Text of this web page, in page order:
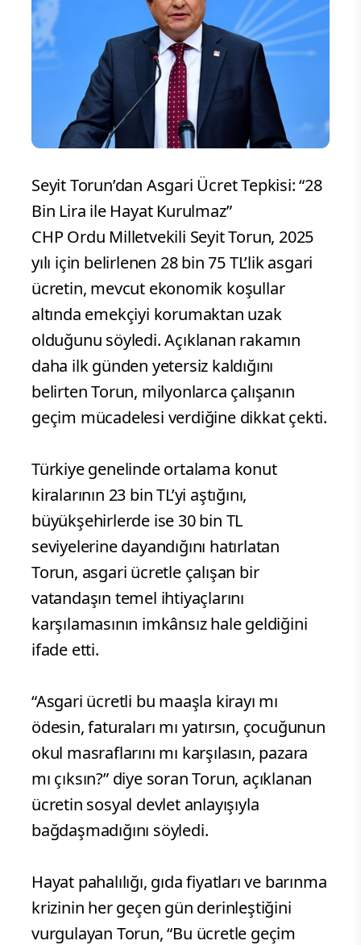
Seyit Torun’dan Asgari Ücret Tepkisi: “28
Bin Lira ile Hayat Kurulmaz”
CHP Ordu Milletvekili Seyit Torun, 2025
yılı için belirlenen 28 bin 75 TL’lik asgari
ücretin, mevcut ekonomik koşullar
altında emekçiyi korumaktan uzak
olduğunu söyledi. Açıklanan rakamın
daha ilk günden yetersiz kaldığını
belirten Torun, milyonlarca çalışanın
geçim mücadelesi verdiğine dikkat çekti.
Türkiye genelinde ortalama konut
kiralarının 23 bin TL’yi aştığını,
büyükşehirlerde ise 30 bin TL
seviyelerine dayandığını hatırlatan
Torun, asgari ücretle çalışan bir
vatandaşın temel ihtiyaçlarını
karşılamasının imkânsız hale geldiğini
ifade etti.
“Asgari ücretli bu maaşla kirayı mı
ödesin, faturaları mı yatırsın, çocuğunun
okul masraflarını mı karşılasın, pazara
mı çıksın?” diye soran Torun, açıklanan
ücretin sosyal devlet anlayışıyla
bağdaşmadığını söyledi.
Hayat pahalılığı, gıda fiyatları ve barınma
krizinin her geçen gün derinleştiğini
vurgulayan Torun, “Bu ücretle geçim